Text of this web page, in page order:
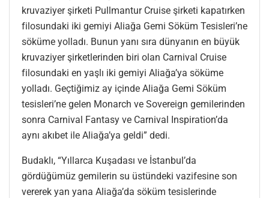
kruvaziyer şirketi Pullmantur Cruise şirketi kapatırken
filosundaki iki gemiyi Aliağa Gemi Söküm Tesisleri’ne
söküme yolladı. Bunun yanı sıra dünyanın en büyük
kruvaziyer şirketlerinden biri olan Carnival Cruise
filosundaki en yaşlı iki gemiyi Aliağa’ya söküme
yolladı. Geçtiğimiz ay içinde Aliağa Gemi Söküm
tesisleri’ne gelen Monarch ve Sovereign gemilerinden
sonra Carnival Fantasy ve Carnival Inspiration’da
aynı akıbet ile Aliağa’ya geldi” dedi.
Budaklı, “Yıllarca Kuşadası ve İstanbul’da
gördüğümüz gemilerin su üstündeki vazifesine son
vererek yan yana Aliağa’da söküm tesislerinde